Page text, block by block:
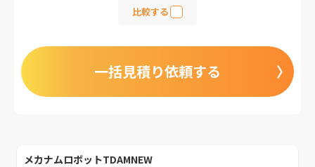
比較する
一括見積り依頼する
メカナムロボットTDAMNEW